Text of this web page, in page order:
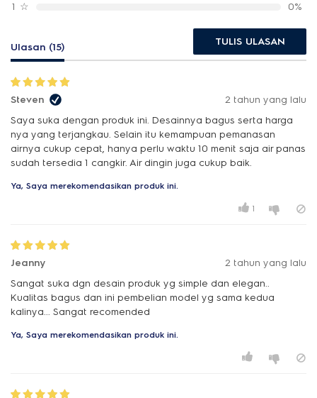
1 ☆ 0%
Ulasan (15) TULIS ULASAN
Steven
2 tahun yang lalu
Saya suka dengan produk ini. Desainnya bagus serta harga
nya yang terjangkau. Selain itu kemampuan pemanasan
airnya cukup cepat, hanya perlu waktu 10 menit saja air panas
sudah tersedia 1 cangkir. Air dingin juga cukup baik.
Ya, Saya merekomendasikan produk ini.
1
Jeanny
2 tahun yang lalu
Sangat suka dgn desain produk yg simple dan elegan..
Kualitas bagus dan ini pembelian model yg sama kedua
kalinya... Sangat recomended
Ya, Saya merekomendasikan produk ini.